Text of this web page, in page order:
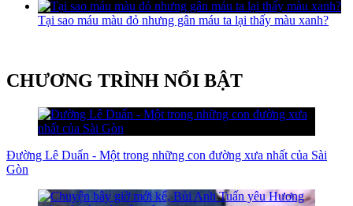
Tại sao máu màu đỏ nhưng gân máu ta lại thấy màu xanh?
CHƯƠNG TRÌNH NỔI BẬT
Đường Lê Duẩn - Một trong những con đường xưa nhất của Sài
Gòn